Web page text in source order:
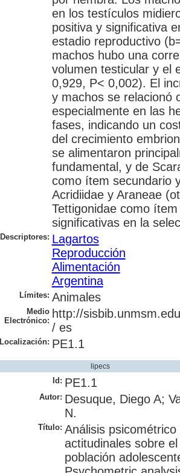
en los testículos
positiva y significativa
estadio reproductivo
machos hubo una
volumen testicular y el
0,929, P< 0,002). El
y machos se relacionó
especialmente en las
fases, indicando un
del crecimiento
se alimentaron
fundamental, y de
como ítem secundario
Acridiidae y Araneae
Tettigonidae como
significativas en la
Descriptores: Lagartos
Reproducción
Alimentación
Argentina
Límites: Animales
Medio
Electrónico:
http://
/ es
Localización: PE1.1
lipecs
Id: PE1.1
Autor: Desuque, Diego A;
N.
Título: Análisis
actitudinales sobre
población